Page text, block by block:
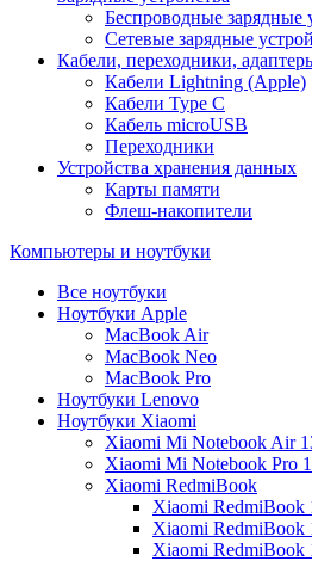
Беспроводные зарядные
Сетевые зарядные
Кабели, переходники,
Кабели Lightning (Apple)
Кабели Type C
Кабель microUSB
Переходники
Устройства хранения данных
Карты памяти
Флеш-накопители
Компьютеры и ноутбуки
Все ноутбуки
Ноутбуки Apple
MacBook Air
MacBook Neo
MacBook Pro
Ноутбуки Lenovo
Ноутбуки Xiaomi
Xiaomi Mi Notebook Air
Xiaomi Mi Notebook Pro
Xiaomi RedmiBook
Xiaomi RedmiBook
Xiaomi RedmiBook
Xiaomi RedmiBook